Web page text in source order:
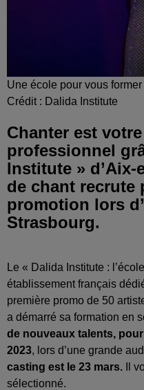
Une école pour vous
Crédit : Dalida Institute
Chanter est
professionnel
Institute » d’Aix-
de chant recrute
promotion lors
Strasbourg.
Le « Dalida Institute :
établissement français
première promo de 50
a démarré sa formation en
de nouveaux talents,
2023, lors d’une grande
casting est le 23 mars. Il
sélectionné.